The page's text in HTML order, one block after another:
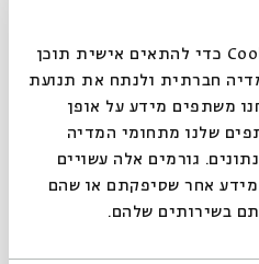
אנחנו משתמשים בקובצי Cookie כדי להתאים אישית תוכן
חברתית ולנתח את תנועת
משתפים מידע על אופן
שלנו מתחומי המדיה
גורמים אלה עשויים
אחר שסיפקתם או שהם
בשירותים שלהם.
הרשמה לאירועים דומים
Jewish